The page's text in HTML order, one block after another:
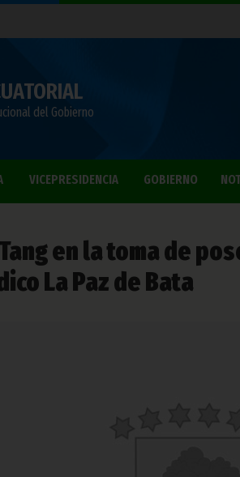
del Gobierno
VICEPRESIDENCIA GOBIERNO
en la toma de
La Paz de Bata